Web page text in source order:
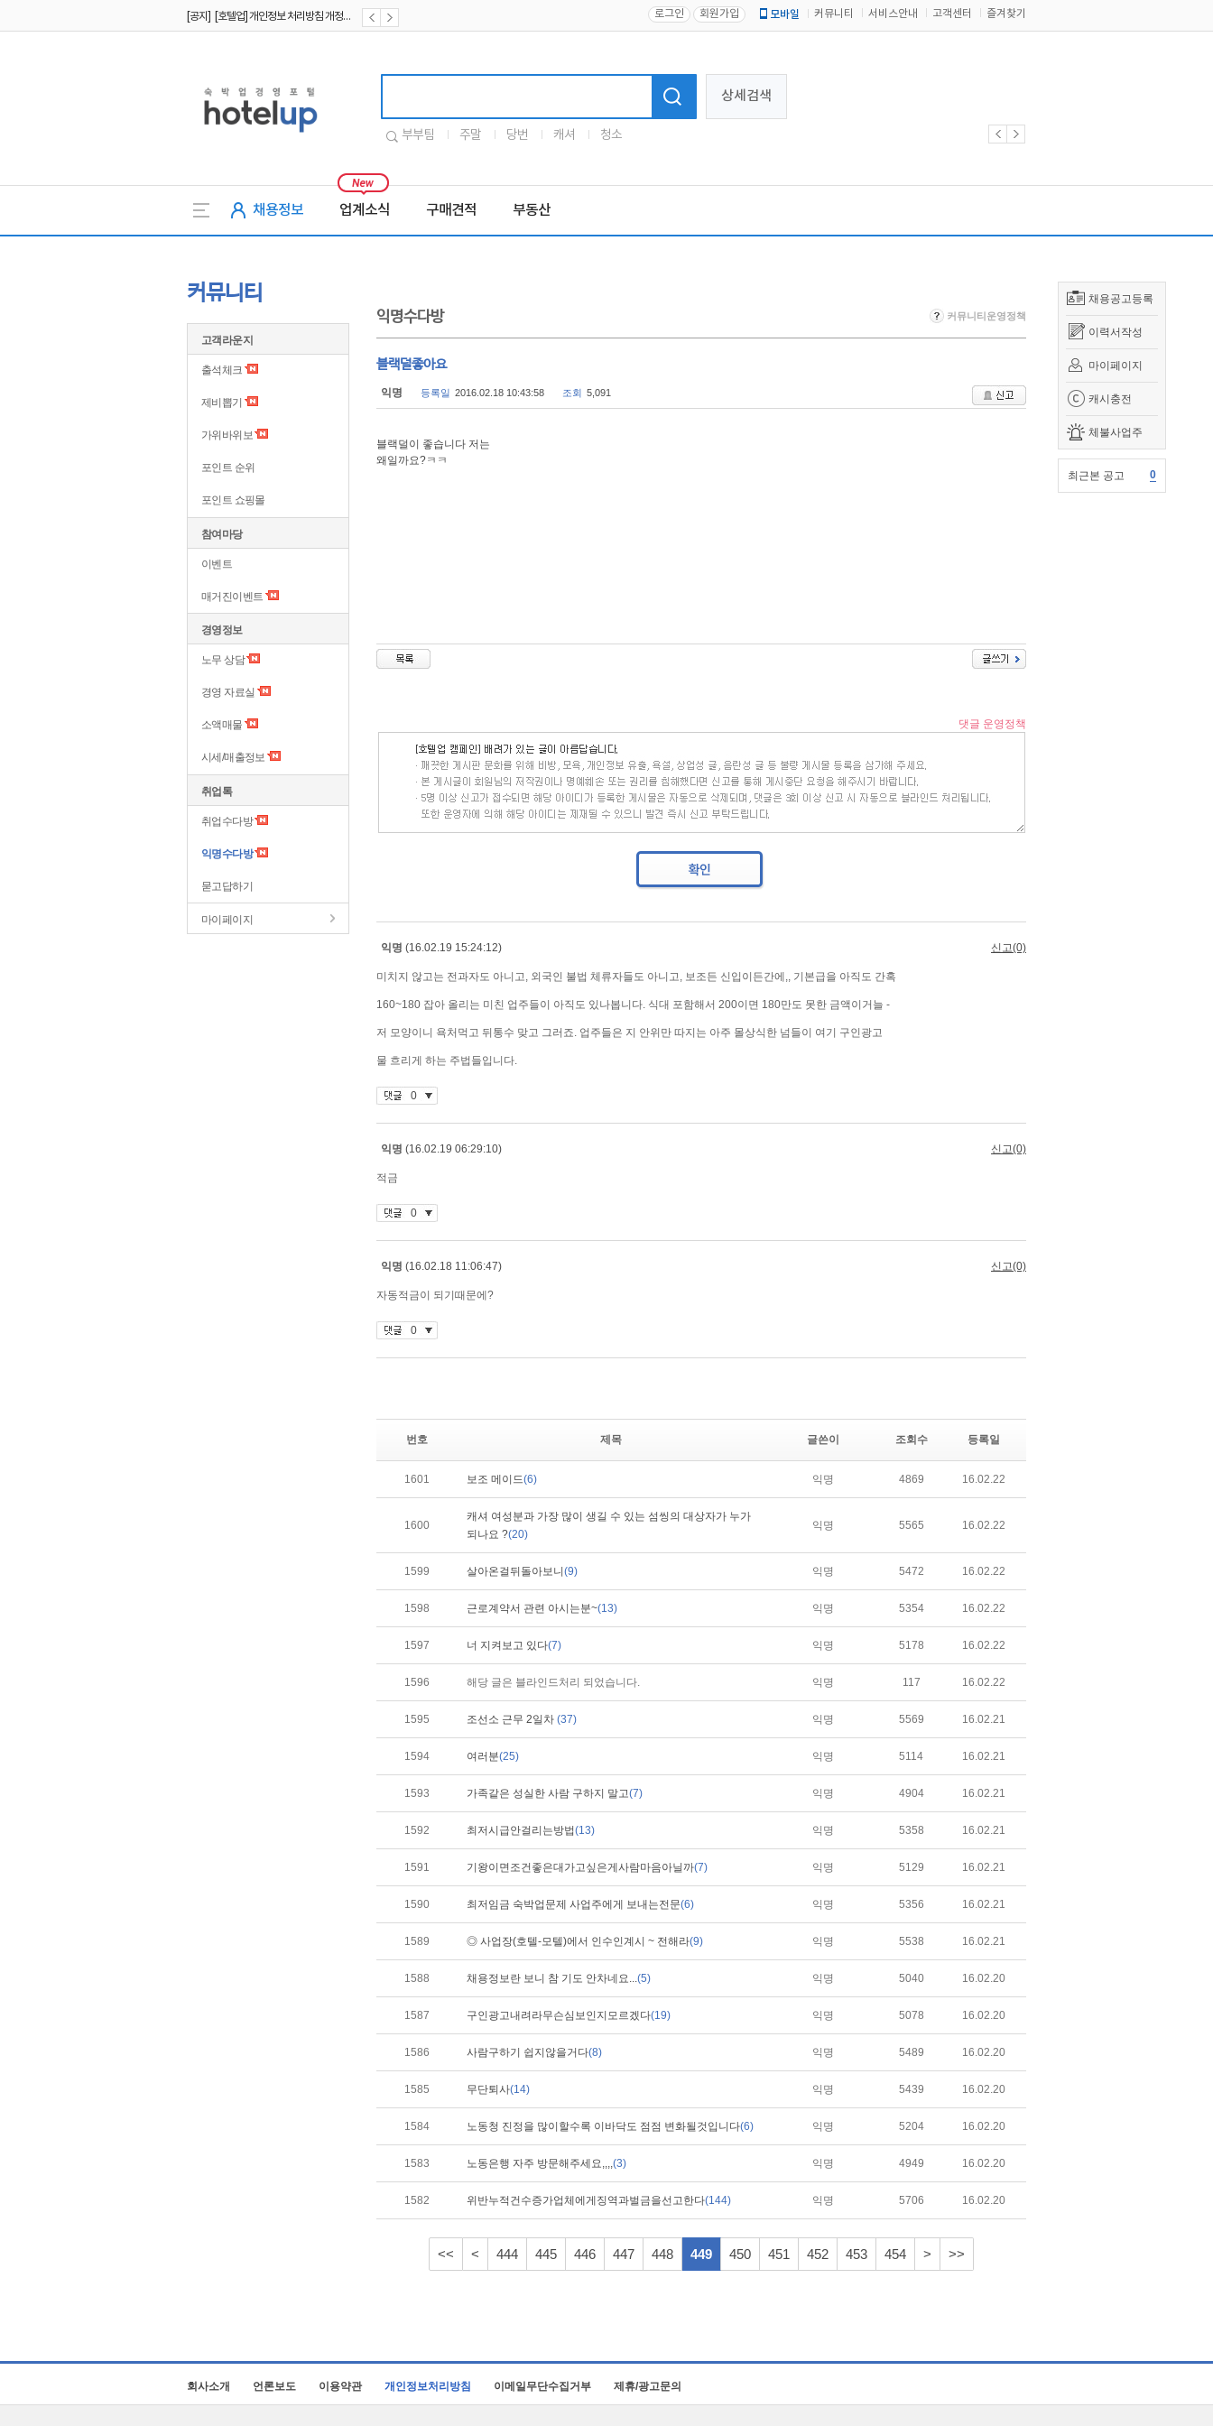
[공지] [호텔업] 개인정보 처리방침 개정본2 (19.09.02) 로그인 회원가입 모바일 커뮤니티 서비스안내 고객센터 즐겨찾기
상세검색
부부팀 주말 당번 캐셔 청소
채용정보 업계소식 구매견적 부동산
채용공고등록
이력서작성
마이페이지
캐시충전
체불사업주
최근본 공고 0
커뮤니티
고객라운지
출석체크
제비뽑기
가위바위보
포인트 순위
포인트 쇼핑몰
참여마당
이벤트
매거진이벤트
경영정보
노무 상담
경영 자료실
소액매물
시세/매출정보
취업톡
취업수다방
익명수다방
묻고답하기
마이페이지
익명수다방 커뮤니티운영정책
블랙덜좋아요
익명 등록일 2016.02.18 10:43:58 조회 5,091
블랙덜이 좋습니다 저는
왜일까요?ㅋㅋ
번호 제목 글쓴이 조회수 등록일
1601 보조 메이드(6) 익명 4869 16.02.22
1600
캐셔 여성분과 가장 많이 생길 수 있는 섬씽의 대상자가 누가
되나요 ?(20)
익명 5565 16.02.22
1599 살아온걸뒤돌아보니 (9) 익명 5472 16.02.22
1598 근로계약서 관련 아시는분~(13) 익명 5354 16.02.22
1597 너 지켜보고 있다(7) 익명 5178 16.02.22
1596 해당 글은 블라인드처리 되었습니다. 익명 117 16.02.22
1595 조선소 근무 2일차 (37) 익명 5569 16.02.21
1594 여러분(25) 익명 5114 16.02.21
1593 가족같은 성실한 사람 구하지 말고(7) 익명 4904 16.02.21
1592 최저시급안걸리는방법(13) 익명 5358 16.02.21
1591 기왕이면조건좋은대가고싶은게사람마음아닐까(7) 익명 5129 16.02.21
1590 최저임금 숙박업문제 사업주에게 보내는전문(6) 익명 5356 16.02.21
1589 ◎ 사업장(호텔-모텔)에서 인수인계시 ~ 전해라(9) 익명 5538 16.02.21
1588 채용정보란 보니 참 기도 안차네요...(5) 익명 5040 16.02.20
1587 구인광고내려라무슨심보인지모르겠다(19) 익명 5078 16.02.20
1586 사람구하기 쉽지않을거다(8) 익명 5489 16.02.20
1585 무단퇴사(14) 익명 5439 16.02.20
1584 노동청 진정을 많이할수록 이바닥도 점점 변화될것입니다(6) 익명 5204 16.02.20
1583 노동은행 자주 방문해주세요,,,,(3) 익명 4949 16.02.20
1582 위반누적건수증가업체에게징역과벌금을선고한다(144) 익명 5706 16.02.20
<< < 444 445 446 447 448 449 450 451 452 453 454 > >>
회사소개 언론보도 이용약관 개인정보처리방침 이메일무단수집거부 제휴/광고문의